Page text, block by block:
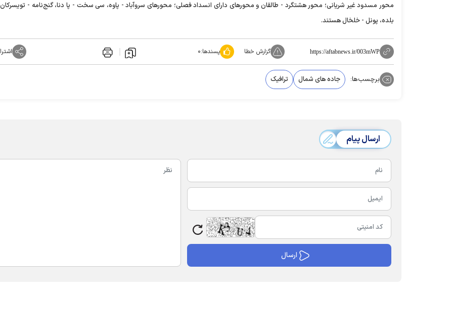
محور مسدود غیر شریانی؛ محور هشتگرد - طالقان و محور‌های دارای انسداد فصلی؛ محور‌های سروآباد - پاوه، سی سخت - پا دنا، گنج‌نامه -
بلده، پونل - خلخال هستند.
https://aftabnews.ir/003mWP گزارش خطا پسندها:۰
برچسب‌ها: جاده های شمال ترافیک
ارسال پیام